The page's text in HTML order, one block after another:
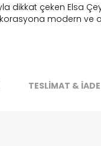
dikkat çeken Elsa
modern ve
TESLİMAT & İADE